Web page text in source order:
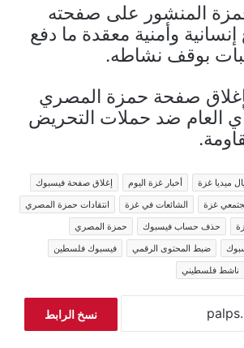
المنشور على صفحته
وأمنية معقدة ما دفع
بوقف نشاطه.
صفحة حمزة المصري
العام ضد حملات التحريض
ميديا غزة أخبار غزة اليوم
إغلاق صفحة فيسبوك
غزة الشائعات في غزة
انتقادات حمزة المصري
حذف حساب فيسبوك
حمزة المصري
ضبط المحتوى الرقمي
فيسبوك فلسطين
ناشط فلسطيني
نسخ الرابط